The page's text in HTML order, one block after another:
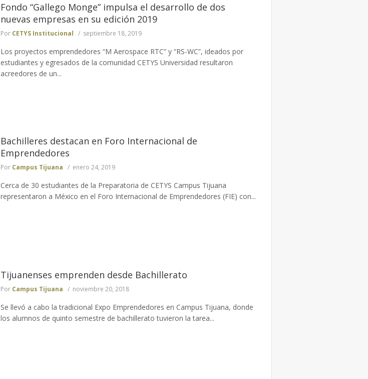
Fondo “Gallego Monge” impulsa el desarrollo de dos
nuevas empresas en su edición 2019
Por CETYS Institucional septiembre 18, 2019
Los proyectos emprendedores “M Aerospace RTC” y “RS-WC”, ideados por
estudiantes y egresados de la comunidad CETYS Universidad resultaron
acreedores de un...
Bachilleres destacan en Foro Internacional de
Emprendedores
Por Campus Tijuana enero 24, 2019
Cerca de 30 estudiantes de la Preparatoria de CETYS Campus Tijuana
representaron a México en el Foro Internacional de Emprendedores (FIE) con...
Tijuanenses emprenden desde Bachillerato
Por Campus Tijuana noviembre 20, 2018
Se llevó a cabo la tradicional Expo Emprendedores en Campus Tijuana, donde
los alumnos de quinto semestre de bachillerato tuvieron la tarea...